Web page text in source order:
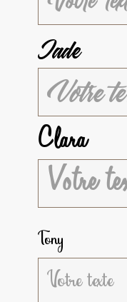
Jade
Clara
Tony